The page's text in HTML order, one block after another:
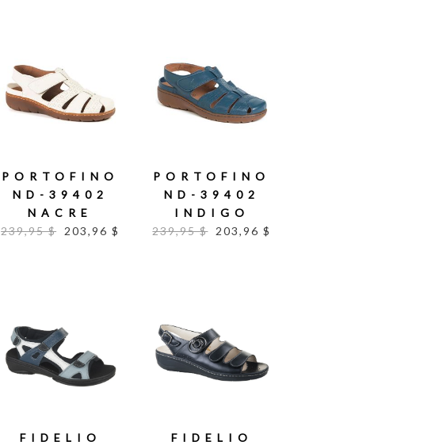
PORTOFINO
ND-39402
NACRE
239,95 $
203,96 $
PORTOFINO
ND-39402
INDIGO
239,95 $
203,96 $
FIDELIO
FIDELIO